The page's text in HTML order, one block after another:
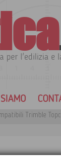
per l'edilizia e
Trimble